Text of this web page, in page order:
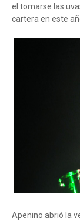
el tomarse las
cartera en este
Apenino abrió la